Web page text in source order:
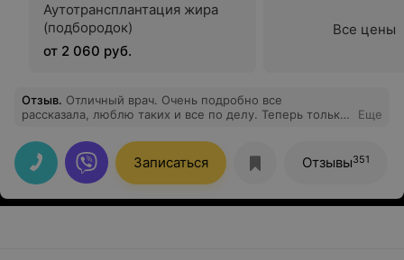
Аутотрансплантация жира
(подбородок)
от 2 060 руб.
Все цены
Отзыв. Отличный врач. Очень подробно все
рассказала, люблю таких и все по делу. Теперь только
Еще
Записаться Отзывы351